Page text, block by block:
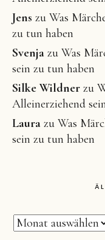
Jens zu Was
zu tun haben
Svenja zu Was
sein zu tun haben
Silke Wildner zu
Alleinerziehend
Laura zu Was
sein zu tun haben